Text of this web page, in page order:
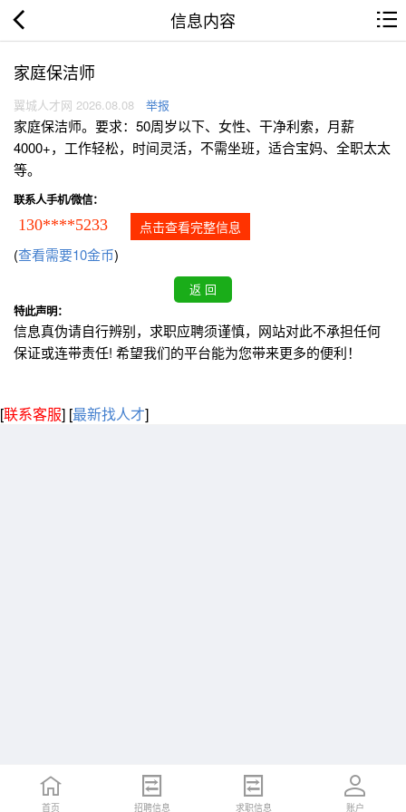
信息内容
家庭保洁师
翼城人才网 2026.08.08 举报
家庭保洁师。要求：50周岁以下、女性、干净利索，月薪
4000+，工作轻松，时间灵活，不需坐班，适合宝妈、全职太太
等。
联系人手机/微信：
130****5233 点击查看完整信息
(查看需要10金币)
特此声明：
信息真伪请自行辨别，求职应聘须谨慎，网站对此不承担任何
保证或连带责任! 希望我们的平台能为您带来更多的便利！
[联系客服] [最新找人才]
首页 招聘信息 求职信息 账户